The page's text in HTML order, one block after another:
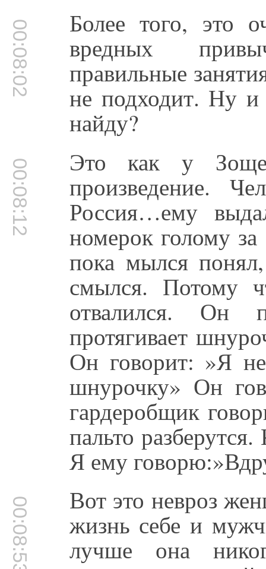
00:08:02 Более того, это
вредных
правильные
не подходит. Ну
найду?
00:08:12 Это как у
произведение.
Россия…ему
номерок голому
пока мылся
смылся. Потому
отвалился. Он
протягивает
Он говорит: »Я
шнурочку» Он
гардеробщик
пальто
Я ему
00:08:53 Вот это невроз
жизнь себе и
лучше она